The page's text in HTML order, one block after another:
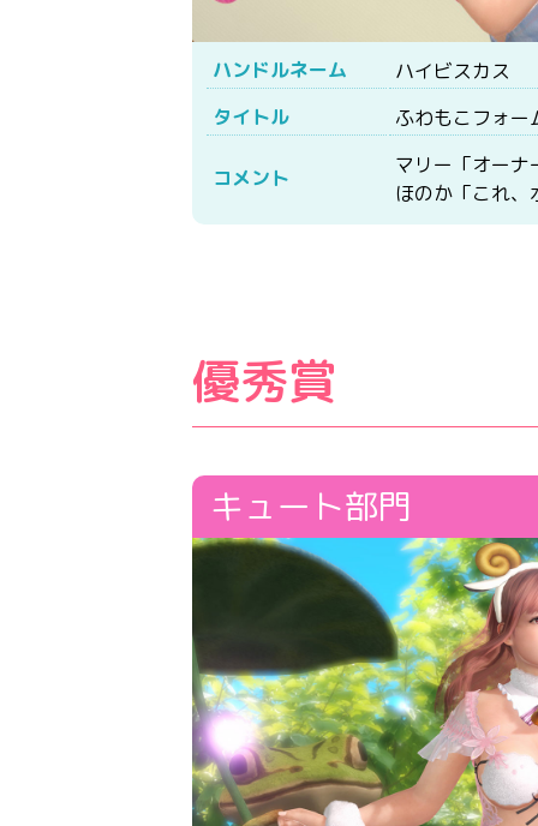
ハンドルネーム
ハイビスカス
タイトル
ふわもこフォー
コメント
マリー「オー
ほのか「これ、
優秀賞